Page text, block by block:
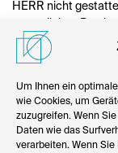
Um Ihnen ein
wie Cookies, um
zuzugreifen. Wenn
Daten wie das
verarbeiten. Wenn
HERR nicht
anderes
Website haben,